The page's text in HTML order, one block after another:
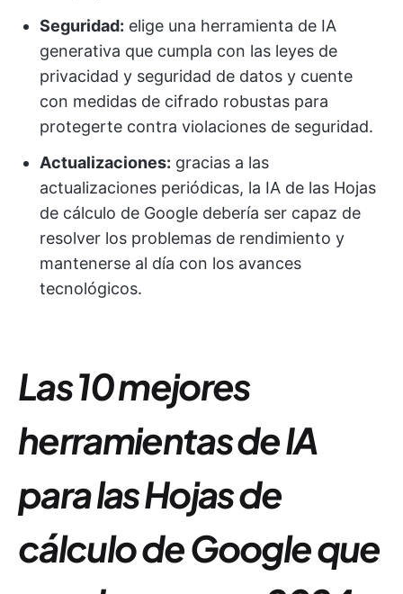
Seguridad: elige una herramienta de IA
generativa que cumpla con las leyes de
privacidad y seguridad de datos y cuente
con medidas de cifrado robustas para
protegerte contra violaciones de seguridad.
Actualizaciones: gracias a las
actualizaciones periódicas, la IA de las Hojas
de cálculo de Google debería ser capaz de
resolver los problemas de rendimiento y
mantenerse al día con los avances
tecnológicos.
Las 10 mejores
herramientas de IA
para las Hojas de
cálculo de Google que